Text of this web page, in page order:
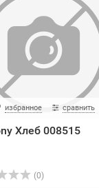
избранное сравнить
Хлеб 008515
(0)